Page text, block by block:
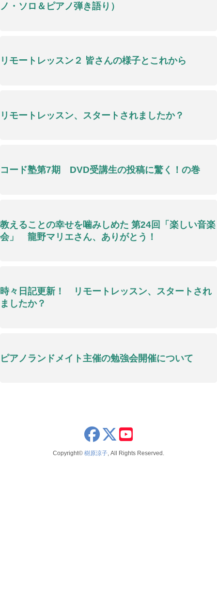
ノ・ソロ＆ピアノ弾き語り）
リモートレッスン２ 皆さんの様子とこれから
リモートレッスン、スタートされましたか？
コード塾第7期 DVD受講生の投稿に驚く！の巻
教えることの幸せを噛みしめた 第24回「楽しい音楽
会」 龍野マリエさん、ありがとう！
時々日記更新！ リモートレッスン、スタートされ
ましたか？
ピアノランドメイト主催の勉強会開催について
x
Copyright© 樹原涼子, All Rights Reserved.